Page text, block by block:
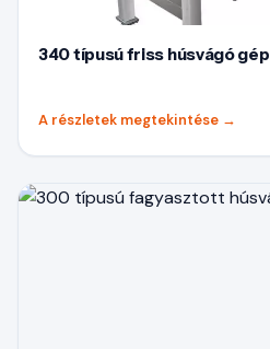
340 típusú friss húsvágó gép
A részletek megtekintése →